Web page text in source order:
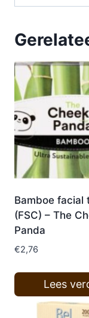
Bamboe facial
(FSC) – The
Panda
€2,76
Lees